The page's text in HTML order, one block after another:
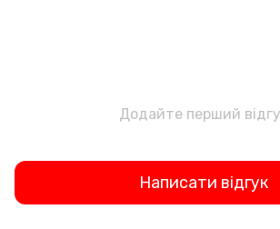
Додайте перший
Написати відгук